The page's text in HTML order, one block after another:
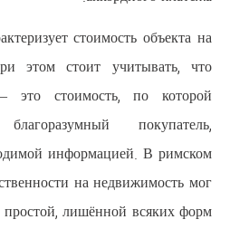
Рыночная стоимость
сложившемся рынке, при этом
рыночная стоимость — это
приобретёт объект
обладающий всей необходимой
праве переход права
быть осуществлён путём